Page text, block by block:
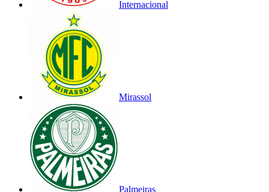
Internacional
Mirassol
Palmeiras